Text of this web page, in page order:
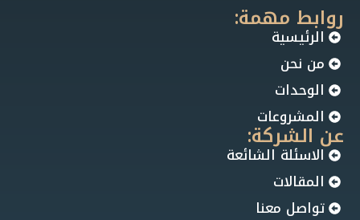
روابط مهمة:
الرئيسية
من نحن
الوحدات
المشروعات
عن الشركة:
الاسئلة الشائعة
المقالات
تواصل معنا